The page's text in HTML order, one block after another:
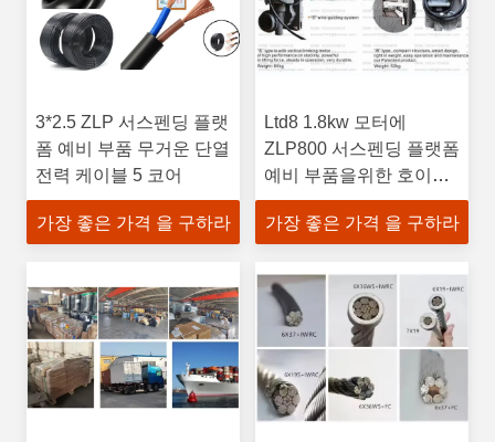
3*2.5 ZLP 서스펜딩 플랫
폼 예비 부품 무거운 단열
전력 케이블 5 코어
가장 좋은 가격 을 구하라
Ltd8 1.8kw 모터에
ZLP800 서스펜딩 플랫폼
예비 부품을위한 호이스
터
가장 좋은 가격 을 구하라